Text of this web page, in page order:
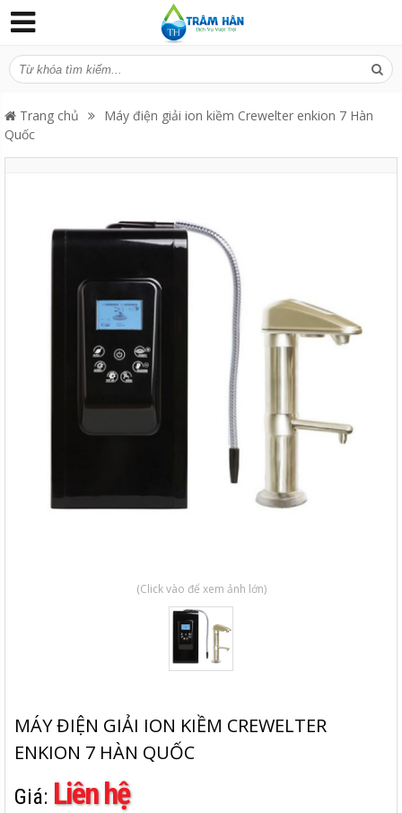
Trang chủ
Máy điện giải ion kiềm Crewelter enkion 7 Hàn
Quốc
(Click vào để xem ảnh lớn)
MÁY ĐIỆN GIẢI ION KIỀM CREWELTER
ENKION 7 HÀN QUỐC
Giá: Liên hệ